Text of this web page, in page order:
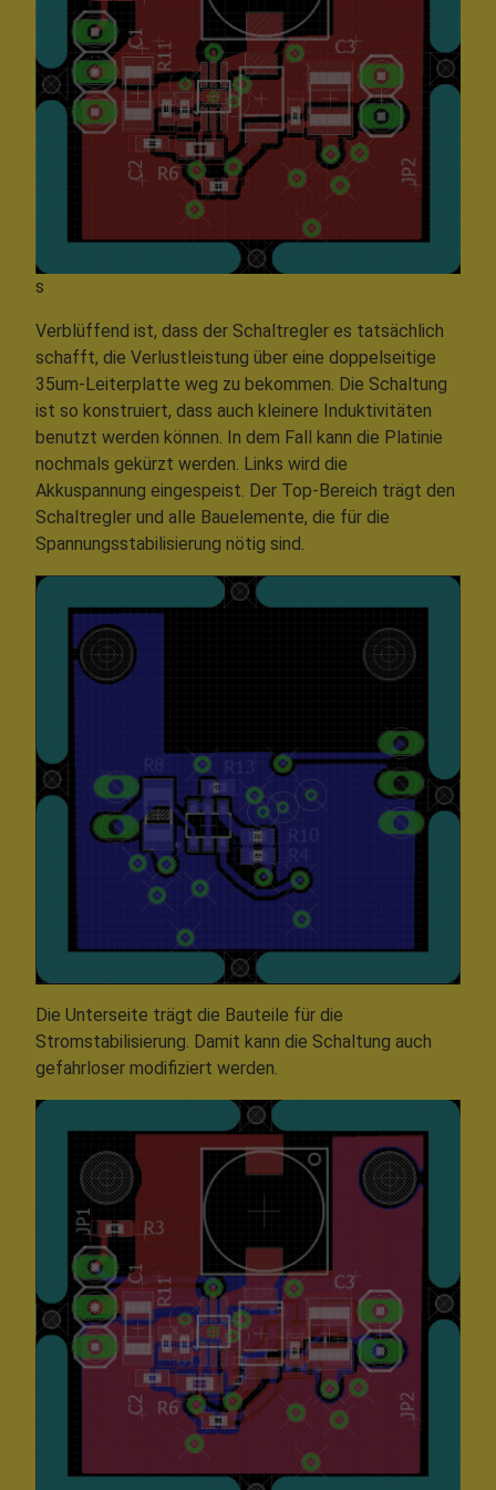
s
Verblüffend ist, dass der Schaltregler es tatsächlich
schafft, die Verlustleistung über eine doppelseitige
35um-Leiterplatte weg zu bekommen. Die Schaltung
ist so konstruiert, dass auch kleinere Induktivitäten
benutzt werden können. In dem Fall kann die Platinie
nochmals gekürzt werden. Links wird die
Akkuspannung eingespeist. Der Top-Bereich trägt den
Schaltregler und alle Bauelemente, die für die
Spannungsstabilisierung nötig sind.
Die Unterseite trägt die Bauteile für die
Stromstabilisierung. Damit kann die Schaltung auch
gefahrloser modifiziert werden.